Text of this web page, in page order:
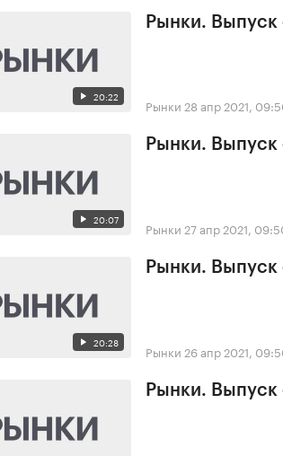
20:22
Рынки. Выпуск
Рынки 28 апр 2021,
20:07
Рынки. Выпуск
Рынки 27 апр 2021,
20:28
Рынки. Выпуск
Рынки 26 апр 2021,
Рынки. Выпуск